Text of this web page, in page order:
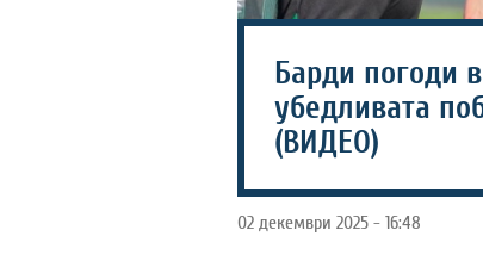
Барди погоди
убедливата
(ВИДЕО)
02 декември 2025 - 16:48